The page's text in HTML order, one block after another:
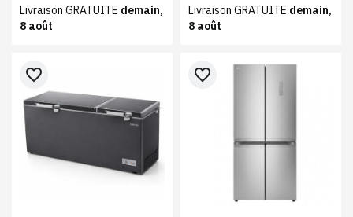
Livraison GRATUITE demain,
8 août
Livraison GRATUITE demain,
8 août
favorite_border favorite_border